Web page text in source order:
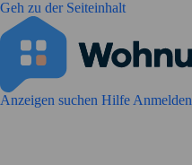
Geh zu der Seiteinhalt
Anzeigen suchen Hilfe Anmelden